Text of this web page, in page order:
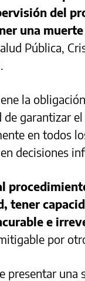
del
una
Pública,
la
garantizar
en todos
decisiones
tener
e
por
presentar